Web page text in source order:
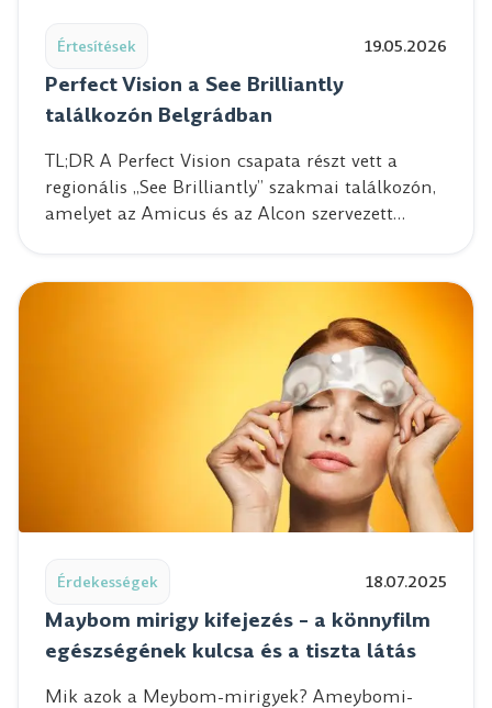
Értesítések 19.05.2026
Perfect Vision a See Brilliantly
találkozón Belgrádban
TL;DR A Perfect Vision csapata részt vett a
regionális „See Brilliantly” szakmai találkozón,
amelyet az Amicus és az Alcon szervezett…
Érdekességek 18.07.2025
Maybom mirigy kifejezés – a könnyfilm
egészségének kulcsa és a tiszta látás
Mik azok a Meybom-mirigyek? Ameybomi-